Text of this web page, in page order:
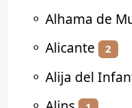
⚬ Alhama de
⚬ Alicante 2
⚬ Alija del